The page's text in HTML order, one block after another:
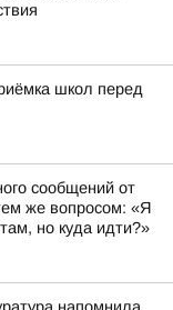
школ перед
сообщений от
же вопросом: «Я
но куда идти?»